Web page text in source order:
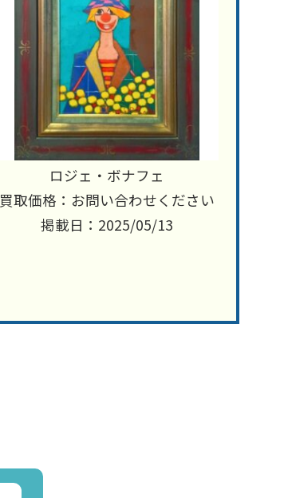
ロジェ・ボナフェ
買取価格：お問い合わせください
掲載日：2025/05/13